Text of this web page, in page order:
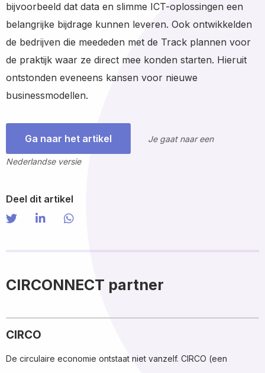
bijvoorbeeld dat data en slimme ICT-oplossingen een
belangrijke bijdrage kunnen leveren. Ook ontwikkelden
de bedrijven die meededen met de Track plannen voor
de praktijk waar ze direct mee konden starten. Hieruit
ontstonden eveneens kansen voor nieuwe
businessmodellen.
Ga naar het artikel Je gaat naar een
Nederlandse versie
Deel dit artikel
Share on Twitter
ShareShare on LinkedIn
ShareShare via WhatsApp
Share
CIRCONNECT partner
CIRCO
De circulaire economie ontstaat niet vanzelf. CIRCO (een